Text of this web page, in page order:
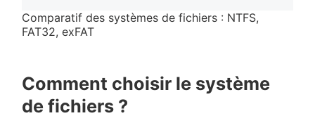
Comparatif des systèmes de fichiers : NTFS,
FAT32, exFAT
Comment choisir le système
de fichiers ?